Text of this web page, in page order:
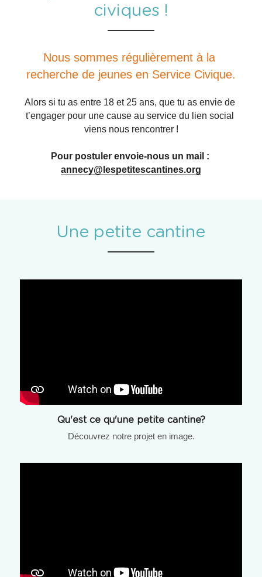
civiques !
Nous sommes régulièrement à la
recherche de jeunes en Service Civique.
Alors si tu as entre 18 et 25 ans, que tu as envie de
t’engager pour une cause au service du lien social
viens nous rencontrer !
annecy@lespetitescantines.org
Une petite cantine
Qu'est ce qu'une petite cantine?
Découvrez notre projet en image.